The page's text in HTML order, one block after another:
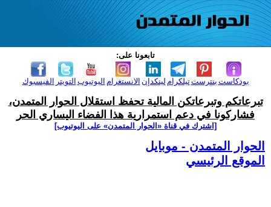
تابعونا على:
الفيسبوك التويتر اليوتيوب الانستغرام لينكدإن تيلكرامبنترست بودكاست
تبرعاتكم وتبرعاتكن المالية تحفظ استقلال الحوار المتمدن،
فشاركونا في دعم استمرارية هذا الفضاء اليساري الحر
[اشترك في قناة ‫«الحوار المتمدن» على اليوتيوب]
الحوار المتمدن - موبايل
الموقع الرئيسي